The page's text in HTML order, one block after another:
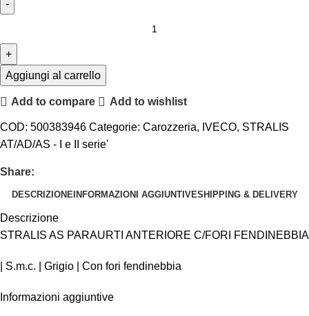
Aggiungi al carrello
Add to compare Add to wishlist
COD: 500383946 Categorie: Carozzeria, IVECO, STRALIS
AT/AD/AS - I e II serie'
Share:
DESCRIZIONEINFORMAZIONI AGGIUNTIVESHIPPING & DELIVERY
Descrizione
STRALIS AS PARAURTI ANTERIORE C/FORI FENDINEBBIA
| S.m.c. | Grigio | Con fori fendinebbia
Informazioni aggiuntive